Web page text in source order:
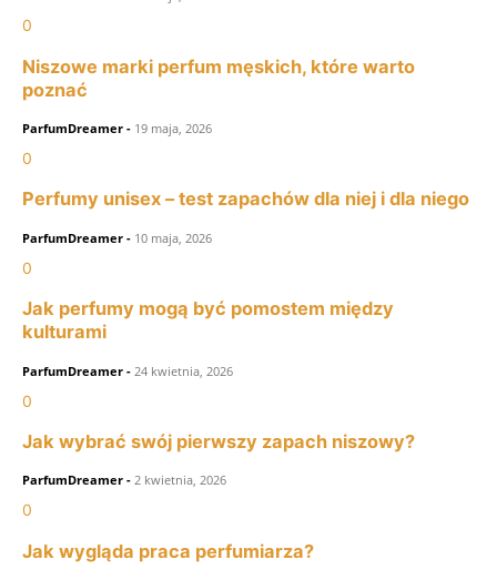
0
Niszowe marki perfum męskich, które warto
poznać
ParfumDreamer - 19 maja, 2026
0
Perfumy unisex – test zapachów dla niej i dla niego
ParfumDreamer - 10 maja, 2026
0
Jak perfumy mogą być pomostem między
kulturami
ParfumDreamer - 24 kwietnia, 2026
0
Jak wybrać swój pierwszy zapach niszowy?
ParfumDreamer - 2 kwietnia, 2026
0
Jak wygląda praca perfumiarza?